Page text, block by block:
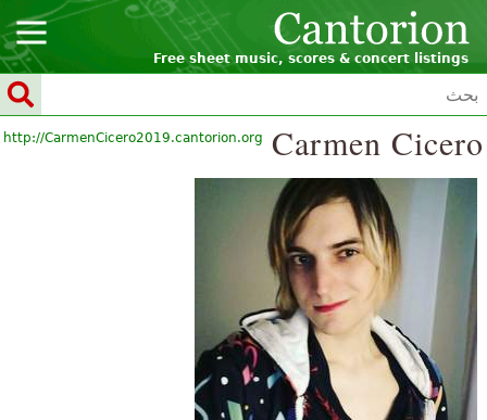
Free sheet music, scores & concert listings
http://CarmenCicero2019.cantorion.org Carmen Cicero